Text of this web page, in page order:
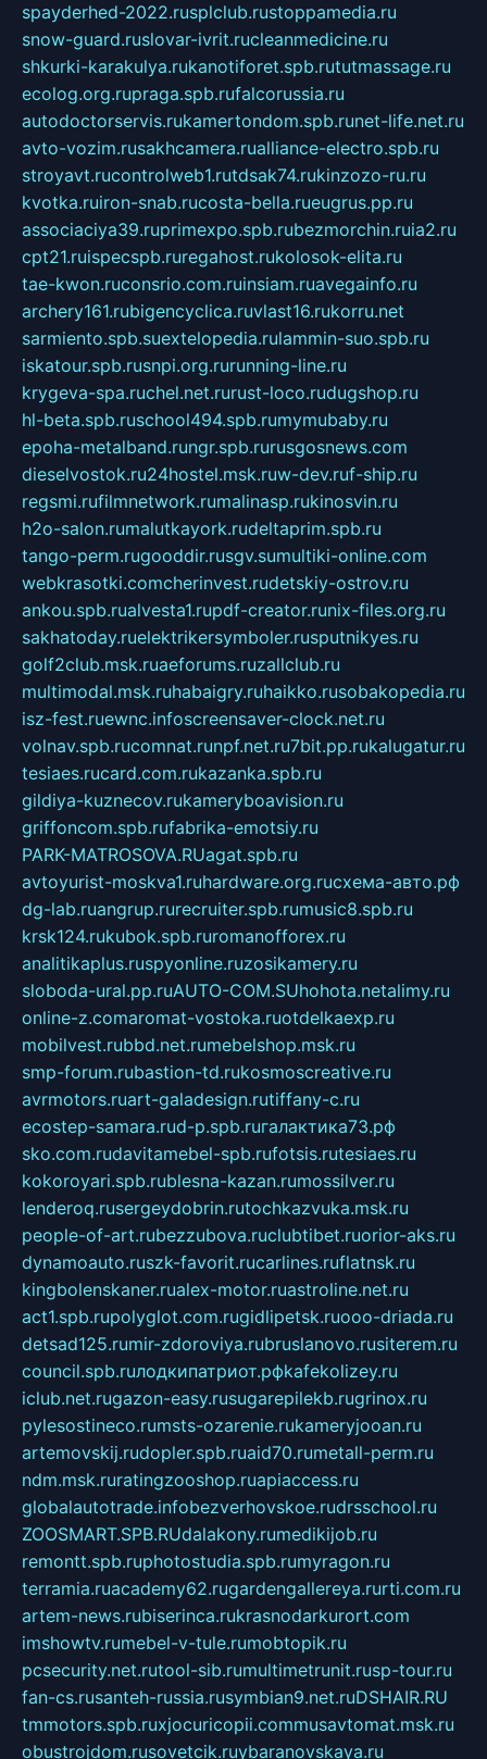
spayderhed-2022.rusplclub.rustoppamedia.ru
snow-guard.ruslovar-ivrit.rucleanmedicine.ru
shkurki-karakulya.rukanotiforet.spb.rututmassage.ru
ecolog.org.rupraga.spb.rufalcorussia.ru
autodoctorservis.rukamertondom.spb.runet-life.net.ru
avto-vozim.rusakhcamera.rualliance-electro.spb.ru
stroyavt.rucontrolweb1.rutdsak74.rukinzozo-ru.ru
kvotka.ruiron-snab.rucosta-bella.rueugrus.pp.ru
associaciya39.ruprimexpo.spb.rubezmorchin.ruia2.ru
cpt21.ruispecspb.ruregahost.rukolosok-elita.ru
tae-kwon.ruconsrio.com.ruinsiam.ruavegainfo.ru
archery161.rubigencyclica.ruvlast16.rukorru.net
sarmiento.spb.suextelopedia.rulammin-suo.spb.ru
iskatour.spb.rusnpi.org.rurunning-line.ru
krygeva-spa.ruchel.net.rurust-loco.rudugshop.ru
hl-beta.spb.ruschool494.spb.rumymubaby.ru
epoha-metalband.rungr.spb.rurusgosnews.com
dieselvostok.ru24hostel.msk.ruw-dev.ruf-ship.ru
regsmi.rufilmnetwork.rumalinasp.rukinosvin.ru
h2o-salon.rumalutkayork.rudeltaprim.spb.ru
tango-perm.rugooddir.rusgv.sumultiki-online.com
webkrasotki.comcherinvest.rudetskiy-ostrov.ru
ankou.spb.rualvesta1.rupdf-creator.runix-files.org.ru
sakhatoday.ruelektrikersymboler.rusputnikyes.ru
golf2club.msk.ruaeforums.ruzallclub.ru
multimodal.msk.ruhabaigry.ruhaikko.rusobakopedia.ru
isz-fest.ruewnc.infoscreensaver-clock.net.ru
volnav.spb.rucomnat.runpf.net.ru7bit.pp.rukalugatur.ru
tesiaes.rucard.com.rukazanka.spb.ru
gildiya-kuznecov.rukameryboavision.ru
griffoncom.spb.rufabrika-emotsiy.ru
PARK-MATROSOVA.RUagat.spb.ru
avtoyurist-moskva1.ruhardware.org.ruсхема-авто.рф
dg-lab.ruangrup.rurecruiter.spb.rumusic8.spb.ru
krsk124.rukubok.spb.ruromanofforex.ru
analitikaplus.ruspyonline.ruzosikamery.ru
sloboda-ural.pp.ruAUTO-COM.SUhohota.netalimy.ru
online-z.comaromat-vostoka.ruotdelkaexp.ru
mobilvest.rubbd.net.rumebelshop.msk.ru
smp-forum.rubastion-td.rukosmoscreative.ru
avrmotors.ruart-galadesign.rutiffany-c.ru
ecostep-samara.rud-p.spb.ruгалактика73.рф
sko.com.rudavitamebel-spb.rufotsis.rutesiaes.ru
kokoroyari.spb.rublesna-kazan.rumossilver.ru
lenderoq.rusergeydobrin.rutochkazvuka.msk.ru
people-of-art.rubezzubova.ruclubtibet.ruorior-aks.ru
dynamoauto.ruszk-favorit.rucarlines.ruflatnsk.ru
kingbolenskaner.rualex-motor.ruastroline.net.ru
act1.spb.rupolyglot.com.rugidlipetsk.ruooo-driada.ru
detsad125.rumir-zdoroviya.rubruslanovo.rusiterem.ru
council.spb.ruлодкипатриот.рфkafekolizey.ru
iclub.net.rugazon-easy.rusugarepilekb.rugrinox.ru
pylesostineco.rumsts-ozarenie.rukameryjooan.ru
artemovskij.rudopler.spb.ruaid70.rumetall-perm.ru
ndm.msk.ruratingzooshop.ruapiaccess.ru
globalautotrade.infobezverhovskoe.rudrsschool.ru
ZOOSMART.SPB.RUdalakony.rumedikijob.ru
remontt.spb.ruphotostudia.spb.rumyragon.ru
terramia.ruacademy62.rugardengallereya.rurti.com.ru
artem-news.rubiserinca.rukrasnodarkurort.com
imshowtv.rumebel-v-tule.rumobtopik.ru
pcsecurity.net.rutool-sib.rumultimetrunit.rusp-tour.ru
fan-cs.rusanteh-russia.rusymbian9.net.ruDSHAIR.RU
tmmotors.spb.ruxjocuricopii.commusavtomat.msk.ru
obustrojdom.rusovetcik.ruybaranovskaya.ru